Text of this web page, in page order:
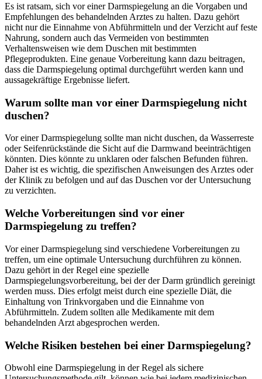
Es ist ratsam, sich vor einer Darmspiegelung an die Vorgaben und
Empfehlungen des behandelnden Arztes zu halten. Dazu gehört
nicht nur die Einnahme von Abführmitteln und der Verzicht auf feste
Nahrung, sondern auch das Vermeiden von bestimmten
Verhaltensweisen wie dem Duschen mit bestimmten
Pflegeprodukten. Eine genaue Vorbereitung kann dazu beitragen,
dass die Darmspiegelung optimal durchgeführt werden kann und
aussagekräftige Ergebnisse liefert.
Warum sollte man vor einer Darmspiegelung nicht
duschen?
Vor einer Darmspiegelung sollte man nicht duschen, da Wasserreste
oder Seifenrückstände die Sicht auf die Darmwand beeinträchtigen
könnten. Dies könnte zu unklaren oder falschen Befunden führen.
Daher ist es wichtig, die spezifischen Anweisungen des Arztes oder
der Klinik zu befolgen und auf das Duschen vor der Untersuchung
zu verzichten.
Welche Vorbereitungen sind vor einer
Darmspiegelung zu treffen?
Vor einer Darmspiegelung sind verschiedene Vorbereitungen zu
treffen, um eine optimale Untersuchung durchführen zu können.
Dazu gehört in der Regel eine spezielle
Darmspiegelungsvorbereitung, bei der der Darm gründlich gereinigt
werden muss. Dies erfolgt meist durch eine spezielle Diät, die
Einhaltung von Trinkvorgaben und die Einnahme von
Abführmitteln. Zudem sollten alle Medikamente mit dem
behandelnden Arzt abgesprochen werden.
Welche Risiken bestehen bei einer Darmspiegelung?
Obwohl eine Darmspiegelung in der Regel als sichere